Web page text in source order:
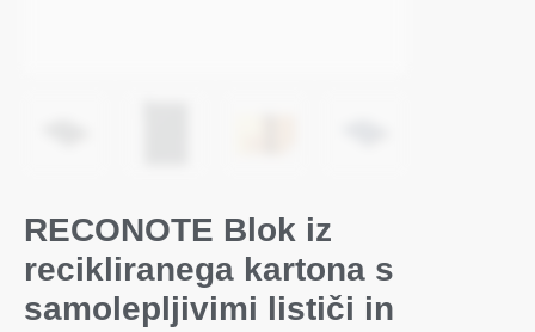
RECONOTE Blok iz
recikliranega kartona s
samolepljivimi lističi in